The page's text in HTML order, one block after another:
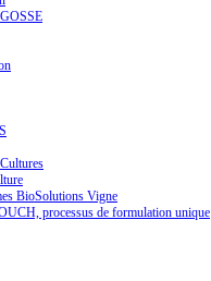
BioSolutions Vigne
processus de formulation unique